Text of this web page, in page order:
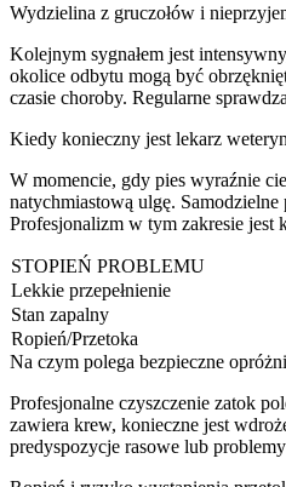
Wydzielina z gruczołów i
Kolejnym sygnałem jest
okolice odbytu mogą być
czasie choroby. Regularne
Kiedy konieczny jest lekarz
W momencie, gdy pies wyraźnie
natychmiastową ulgę.
Profesjonalizm w tym zakresie jest
STOPIEŃ PROBLEMU
Lekkie przepełnienie
Stan zapalny
Ropień/Przetoka
Na czym polega bezpieczne
Profesjonalne czyszczenie zatok
zawiera krew, konieczne jest
predyspozycje rasowe lub